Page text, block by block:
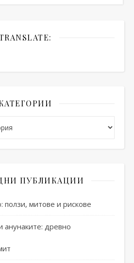
ПУБЛИКАЦИИ
ползи, митове и рискове
анунаките: древно